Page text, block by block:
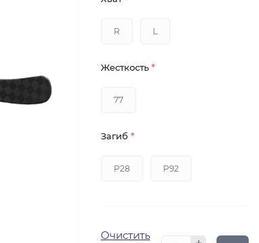
R L
Жесткость *
77
Загиб *
P28 P92
Очистить